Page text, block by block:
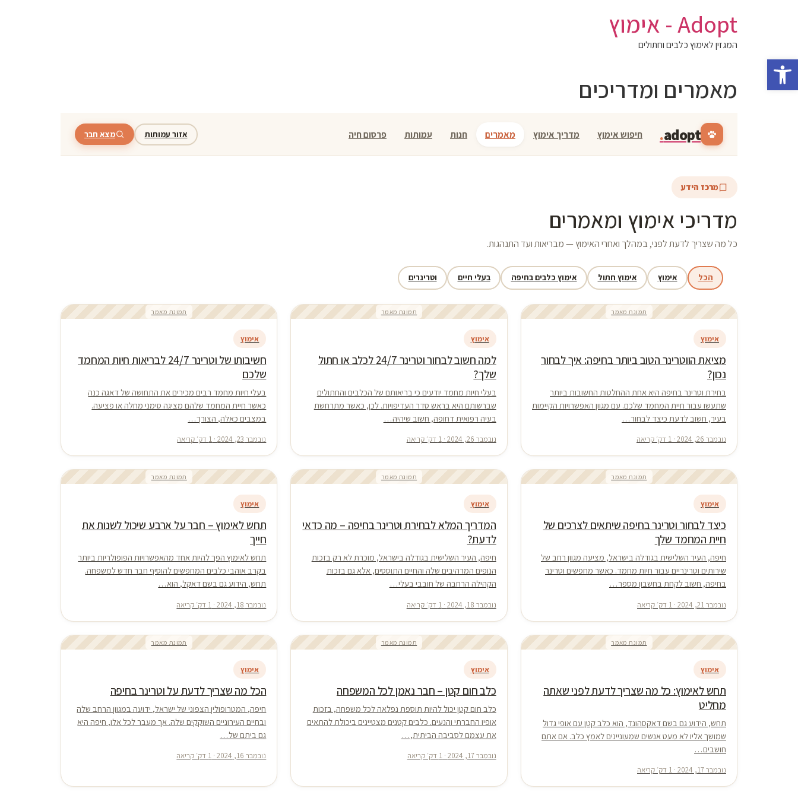
פתח סרגל נגישות
Adopt - אימוץ
המגזין לאימוץ כלבים וחתולים
מאמרים ומדריכים
adopt
. חיפוש אימוץ מדריך אימוץ מאמרים חנות עמותות פרסום חיה אזור עמותות מצא חבר
מרכז הידע
מדריכי אימוץ ומאמרים
כל מה שצריך לדעת לפני, במהלך ואחרי האימוץ — מבריאות ועד התנהגות.
הכל אימוץ אימוץ חתול אימוץ כלבים בחיפה בעלי חיים וטרינרים
תמונת מאמר
אימוץ
מציאת הווטרינר הטוב ביותר בחיפה: איך לבחור
נכון?
בחירת וטרינר בחיפה היא אחת ההחלטות החשובות ביותר
שתעשו עבור חיית המחמד שלכם. עם מגוון האפשרויות הקיימות
בעיר, חשוב לדעת כיצד לבחור…
נובמבר 26, 2024 · 1 דק׳ קריאה
תמונת מאמר
אימוץ
למה חשוב לבחור וטרינר 24/7 לכלב או חתול
שלך?
בעלי חיות מחמד יודעים כי בריאותם של הכלבים והחתולים
שברשותם היא בראש סדר העדיפויות. לכן, כאשר מתרחשת
בעיה רפואית דחופה, חשוב שיהיה…
נובמבר 26, 2024 · 1 דק׳ קריאה
תמונת מאמר
אימוץ
חשיבותו של וטרינר 24/7 לבריאות חיות המחמד
שלכם
בעלי חיות מחמד רבים מכירים את התחושה של דאגה כנה
כאשר חיית המחמד שלהם מציגה סימני מחלה או פציעה.
במצבים כאלה, הצורך…
נובמבר 23, 2024 · 1 דק׳ קריאה
תמונת מאמר
אימוץ
כיצד לבחור וטרינר בחיפה שיתאים לצרכים של
חיית המחמד שלך
חיפה, העיר השלישית בגודלה בישראל, מציעה מגוון רחב של
שירותים וטרינריים עבור חיות מחמד. כאשר מחפשים וטרינר
בחיפה, חשוב לקחת בחשבון מספר…
נובמבר 21, 2024 · 1 דק׳ קריאה
תמונת מאמר
אימוץ
המדריך המלא לבחירת וטרינר בחיפה – מה כדאי
לדעת?
חיפה, העיר השלישית בגודלה בישראל, מוכרת לא רק בזכות
הנופים המרהיבים שלה והחיים התוססים, אלא גם בזכות
הקהילה הרחבה של חובבי בעלי…
נובמבר 18, 2024 · 1 דק׳ קריאה
תמונת מאמר
אימוץ
תחש לאימוץ – חבר על ארבע שיכול לשנות את
חייך
תחש לאימוץ הפך להיות אחד מהאפשרויות הפופולריות ביותר
בקרב אוהבי כלבים המחפשים להוסיף חבר חדש למשפחה.
תחש, הידוע גם בשם דאקל, הוא…
נובמבר 18, 2024 · 1 דק׳ קריאה
תמונת מאמר
אימוץ
תחש לאימוץ: כל מה שצריך לדעת לפני שאתה
מחליט
תחש, הידוע גם בשם דאקסהונד, הוא כלב קטן עם אופי גדול
שמושך אליו לא מעט אנשים שמעוניינים לאמץ כלב. אם אתם
חושבים…
נובמבר 17, 2024 · 1 דק׳ קריאה
תמונת מאמר
אימוץ
כלב חום קטן – חבר נאמן לכל המשפחה
כלב חום קטן יכול להיות תוספת נפלאה לכל משפחה, בזכות
אופיו החברתי והנעים. כלבים קטנים מצטיינים ביכולת להתאים
את עצמם לסביבה הביתית,…
נובמבר 17, 2024 · 1 דק׳ קריאה
תמונת מאמר
אימוץ
הכל מה שצריך לדעת על וטרינר בחיפה
חיפה, המטרופולין הצפוני של ישראל, ידועה במגוון הרחב שלה
ובחיים העירוניים השוקקים שלה. אך מעבר לכל אלו, חיפה היא
גם ביתם של…
נובמבר 16, 2024 · 1 דק׳ קריאה